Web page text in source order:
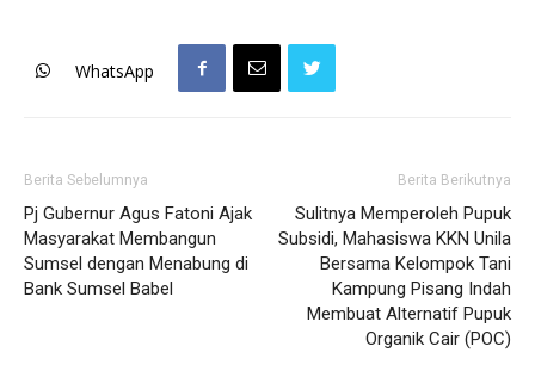
WhatsApp
Berita Sebelumnya
Pj Gubernur Agus Fatoni Ajak
Masyarakat Membangun
Sumsel dengan Menabung di
Bank Sumsel Babel
Berita Berikutnya
Sulitnya Memperoleh Pupuk
Subsidi, Mahasiswa KKN Unila
Bersama Kelompok Tani
Kampung Pisang Indah
Membuat Alternatif Pupuk
Organik Cair (POC)